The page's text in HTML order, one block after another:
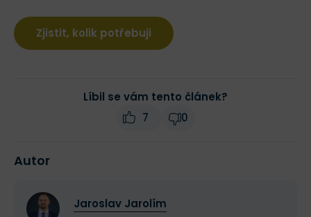
Zjistit, kolik potřebuji
Líbil se vám tento článek?
7
0
Autor
Jaroslav Jarolím